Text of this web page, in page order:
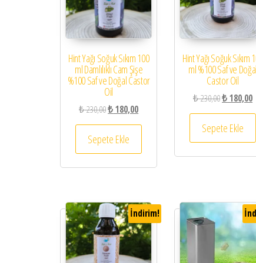
Hint Yağı Soğuk Sıkım 100
ml Damlılıklı Cam Şişe
%100 Saf ve Doğal Castor
Oil
₺230,00Orijinal fiyat: ₺ 230,00.
₺180,00Şu andaki fiyat: ₺ 180,00.
Sepete Ekle
Hint Yağı Soğuk Sıkım
ml %100 Saf ve Doğal
Castor Oil
₺230,00Orijinal
₺180,00
Sepete Ekle
İndirim!